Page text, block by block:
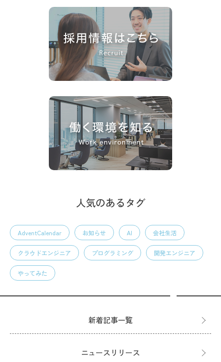
人気のあるタグ
AdventCalendar お知らせ AI 会社生活
クラウドエンジニア プログラミング 開発エンジニア
やってみた
新着記事一覧
ニュースリリース